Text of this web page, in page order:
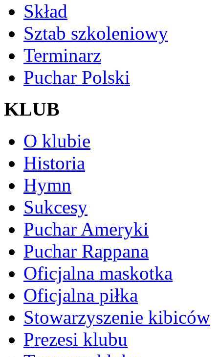
Skład
Sztab szkoleniowy
Terminarz
Puchar Polski
KLUB
O klubie
Historia
Hymn
Sukcesy
Puchar Ameryki
Puchar Rappana
Oficjalna maskotka
Oficjalna piłka
Stowarzyszenie kibiców
Prezesi klubu